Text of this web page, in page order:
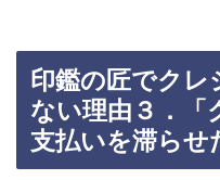
印鑑の匠でクレ
ない理由３．「
支払いを滞らせ